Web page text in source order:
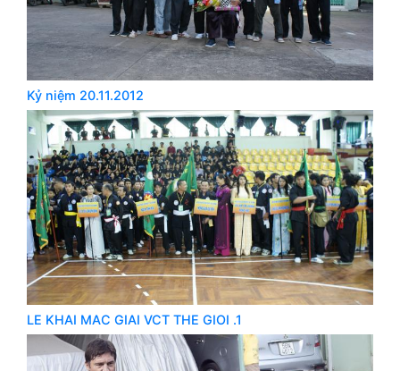
Kỷ niệm 20.11.2012
LE KHAI MAC GIAI VCT THE GIOI .1